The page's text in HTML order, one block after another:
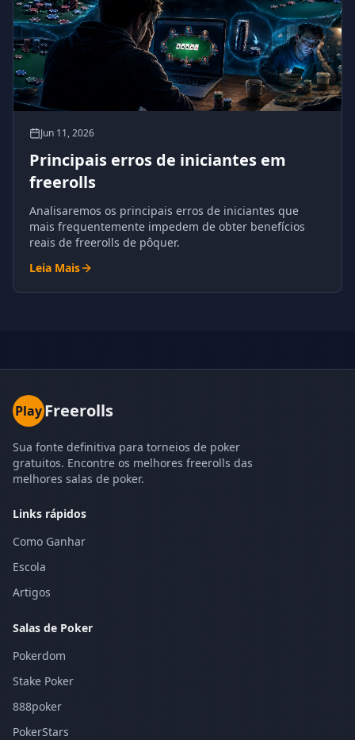
Jun 11, 2026
Principais erros de iniciantes em
freerolls
Analisaremos os principais erros de iniciantes que
mais frequentemente impedem de obter benefícios
reais de freerolls de pôquer.
Leia Mais
PlayFreerolls
Sua fonte definitiva para torneios de poker
gratuitos. Encontre os melhores freerolls das
melhores salas de poker.
Links rápidos
Como Ganhar
Escola
Artigos
Salas de Poker
Pokerdom
Stake Poker
888poker
PokerStars